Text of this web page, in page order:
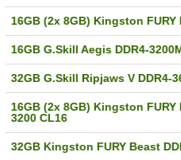
16GB (2x 8GB) Kingston FURY
16GB G.Skill Aegis DDR4-
32GB G.Skill Ripjaws V DDR4-
16GB (2x 8GB) Kingston FURY
3200 CL16
32GB Kingston FURY Beast